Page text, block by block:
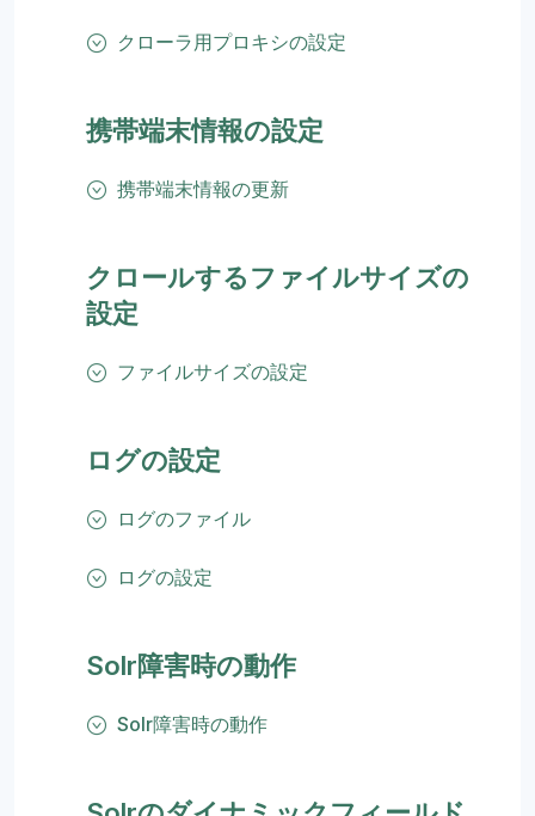
クローラ用プロキシの設定
携帯端末情報の設定
携帯端末情報の更新
クロールするファイルサイズの
設定
ファイルサイズの設定
ログの設定
ログのファイル
ログの設定
Solr障害時の動作
Solr障害時の動作